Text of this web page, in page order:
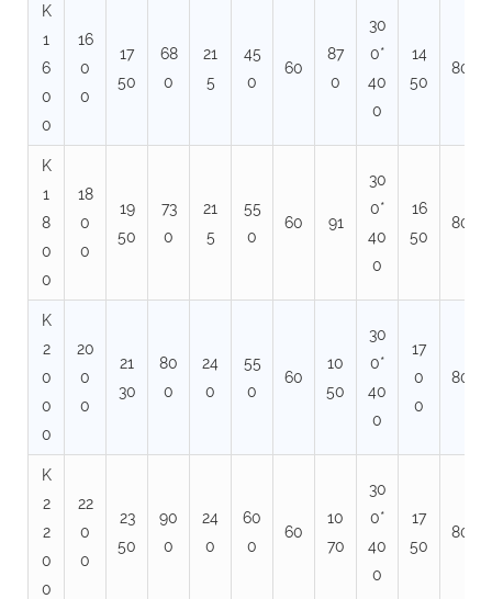
K
1
6
0
0
16
0
0
17
50
68
0
21
5
45
0
60
87
0
30
0*
40
0
14
50
80
K
1
8
0
0
18
0
0
19
50
73
0
21
5
55
0
60 91
30
0*
40
0
16
50
80
K
2
0
0
0
20
0
0
21
30
80
0
24
0
55
0
60
10
50
30
0*
40
0
17
0
0
80
K
2
2
0
0
22
0
0
23
50
90
0
24
0
60
0
60
10
70
30
0*
40
0
17
50
80